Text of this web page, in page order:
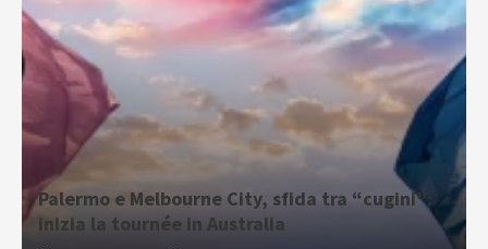
Palermo e Melbourne City, sfida tra “cugini”:
inizia la tournée in Australia